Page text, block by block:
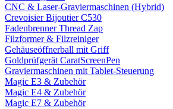
CNC & Laser-Graviermaschinen (Hybrid)
Crevoisier Bijoutier C530
Fadenbrenner Thread Zap
Filzformer & Filzreiniger
Gehäuseöffnerball mit Griff
Goldprüfgerät CaratScreenPen
Graviermaschinen mit Tablet-Steuerung
Magic E3 & Zubehör
Magic E4 & Zubehör
Magic E7 & Zubehör